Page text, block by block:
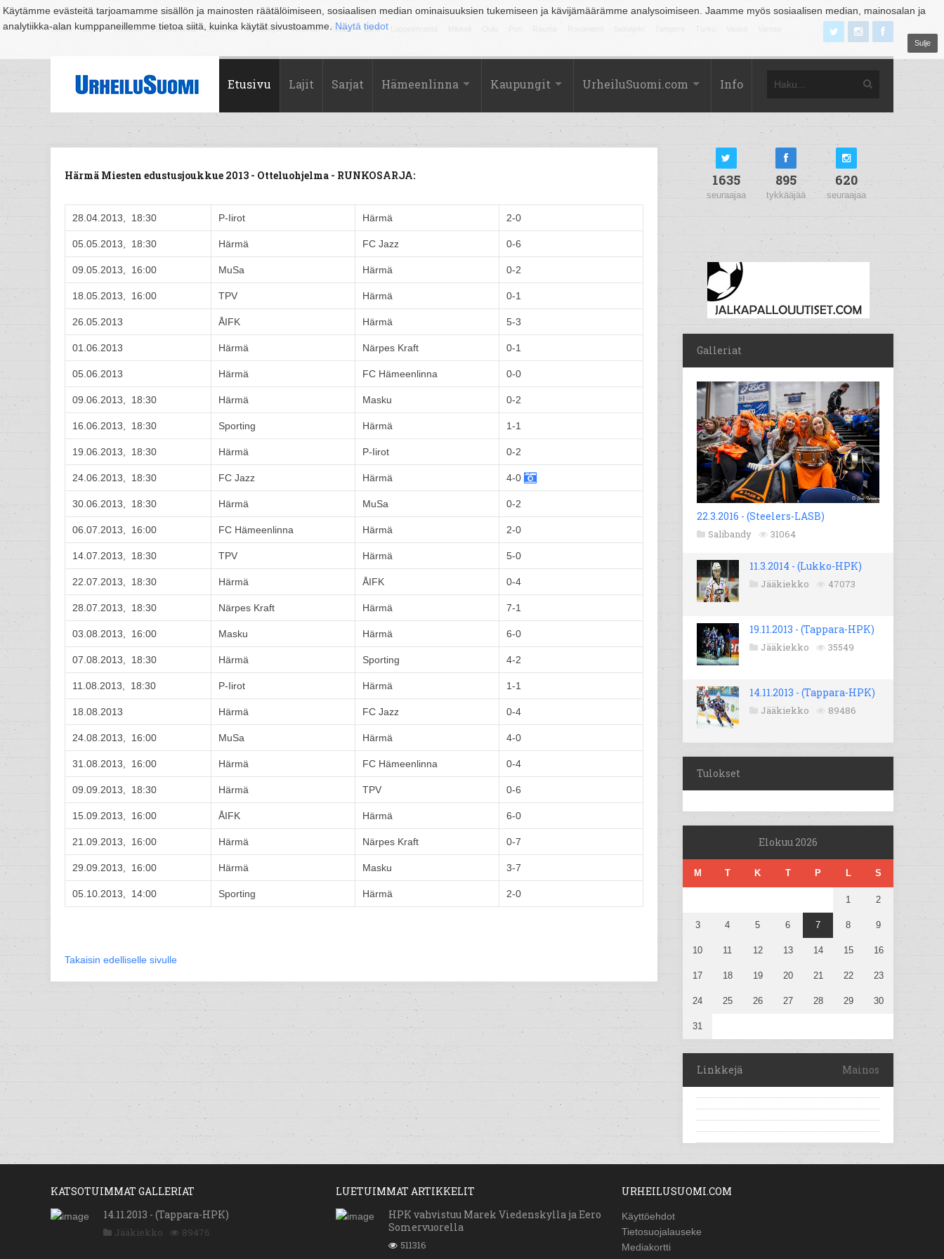
Käytämme evästeitä tarjoamamme sisällön ja mainosten räätälöimiseen, sosiaalisen median ominaisuuksien tukemiseen ja kävijämäärämme analysoimiseen. Jaamme myös sosiaalisen median, mainosalan ja
analytiikka-alan kumppaneillemme tietoa siitä, kuinka käytät sivustoamme. Näytä tiedot
Sulje
Suomi Espoo Helsinki Hämeenlinna Joensuu Jyväskylä Kouvola Kuopio Lahti
Etusivu Lajit Sarjat Hämeenlinna Kaupungit UrheiluSuomi.com Info
Härmä Miesten edustusjoukkue 2013 - Otteluohjelma - RUNKOSARJA:
28.04.2013, 18:30 P-Iirot Härmä 2-0
05.05.2013, 18:30 Härmä FC Jazz 0-6
09.05.2013, 16:00 MuSa Härmä 0-2
18.05.2013, 16:00 TPV Härmä 0-1
26.05.2013 ÅIFK Härmä 5-3
01.06.2013 Härmä Närpes Kraft 0-1
05.06.2013 Härmä FC Hämeenlinna 0-0
09.06.2013, 18:30 Härmä Masku 0-2
16.06.2013, 18:30 Sporting Härmä 1-1
19.06.2013, 18:30 Härmä P-Iirot 0-2
24.06.2013, 18:30 FC Jazz Härmä 4-0
30.06.2013, 18:30 Härmä MuSa 0-2
06.07.2013, 16:00 FC Hämeenlinna Härmä 2-0
14.07.2013, 18:30 TPV Härmä 5-0
22.07.2013, 18:30 Härmä ÅIFK 0-4
28.07.2013, 18:30 Närpes Kraft Härmä 7-1
03.08.2013, 16:00 Masku Härmä 6-0
07.08.2013, 18:30 Härmä Sporting 4-2
11.08.2013, 18:30 P-Iirot Härmä 1-1
18.08.2013 Härmä FC Jazz 0-4
24.08.2013, 16:00 MuSa Härmä 4-0
31.08.2013, 16:00 Härmä FC Hämeenlinna 0-4
09.09.2013, 18:30 Härmä TPV 0-6
15.09.2013, 16:00 ÅIFK Härmä 6-0
21.09.2013, 16:00 Härmä Närpes Kraft 0-7
29.09.2013, 16:00 Härmä Masku 3-7
05.10.2013, 14:00 Sporting Härmä 2-0
Takaisin edelliselle sivulle
1635
seuraajaa
895
tykkääjää
620
seuraajaa
Galleriat
22.3.2016 - (Steelers-LASB)
Salibandy 31064
11.3.2014 - (Lukko-HPK)
Jääkiekko 47073
19.11.2013 - (Tappara-HPK)
Jääkiekko 35549
14.11.2013 - (Tappara-HPK)
Jääkiekko 89486
Tulokset
Elokuu 2026
M T K T P L S
1 2
3 4 5 6 7 8 9
10 11 12 13 14 15 16
17 18 19 20 21 22 23
24 25 26 27 28 29 30
31
Linkkejä Mainos
KATSOTUIMMAT GALLERIAT
14.11.2013 - (Tappara-HPK)
Jääkiekko 89476
LUETUIMMAT ARTIKKELIT
HPK vahvistuu Marek Viedenskylla ja Eero
Somervuorella
511316
URHEILUSUOMI.COM
Käyttöehdot
Tietosuojalauseke
Mediakortti